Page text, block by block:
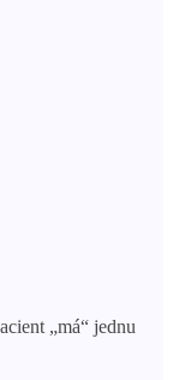
„má“ jednu